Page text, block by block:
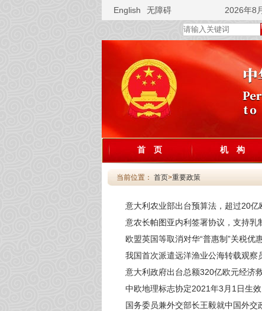
English 无障碍 2026年8
首 页 机 构
当前位置： 首页>重要政策
意大利农业部出台预算法，超过20
意农长帕图亚内利签署协议，支持乳
欧盟英国等取消对华“普惠制”关税优
我国首次派遣远洋渔业公海转载观察
意大利政府出台总额320亿欧元经济
中欧地理标志协定2021年3月1日生效
国务委员兼外交部长王毅就中国外